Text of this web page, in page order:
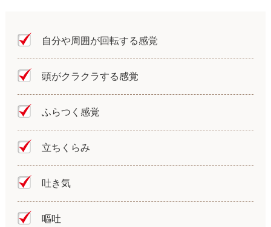
自分や周囲が回転する感覚
頭がクラクラする感覚
ふらつく感覚
立ちくらみ
吐き気
嘔吐